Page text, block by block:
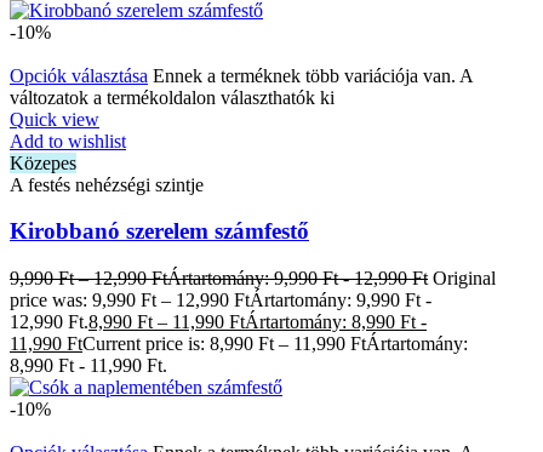
-10%
Opciók választása Ennek a terméknek több variációja van. A
változatok a termékoldalon választhatók ki
Quick view
Add to wishlist
Közepes
A festés nehézségi szintje
Kirobbanó szerelem számfestő
9,990Ft – 12,990FtÁrtartomány: 9,990 Ft - 12,990 Ft Original
price was: 9,990 Ft – 12,990 FtÁrtartomány: 9,990 Ft -
12,990 Ft.8,990 Ft – 11,990 FtÁrtartomány: 8,990 Ft -
11,990 FtCurrent price is: 8,990 Ft – 11,990 FtÁrtartomány:
8,990 Ft - 11,990 Ft.
-10%